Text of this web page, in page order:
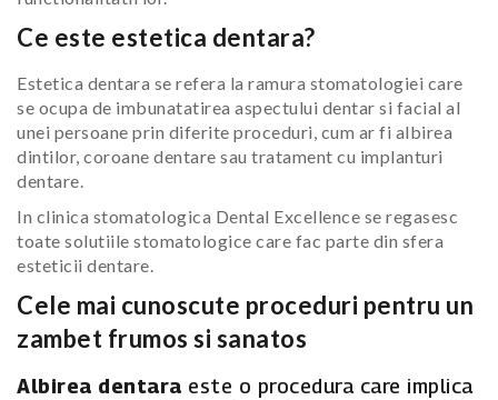
Ce este estetica dentara?
Estetica dentara se refera la ramura stomatologiei care
se ocupa de imbunatatirea aspectului dentar si facial al
unei persoane prin diferite proceduri, cum ar fi albirea
dintilor, coroane dentare sau tratament cu implanturi
dentare.
In clinica stomatologica Dental Excellence se regasesc
toate solutiile stomatologice care fac parte din sfera
esteticii dentare.
Cele mai cunoscute proceduri pentru un
zambet frumos si sanatos
Albirea dentara este o procedura care implica